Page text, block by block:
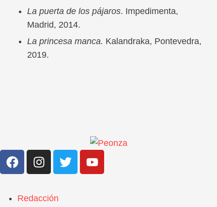
La puerta de los pájaros. Impedimenta,
Madrid, 2014.
La princesa manca. Kalandraka, Pontevedra,
2019.
Redacción